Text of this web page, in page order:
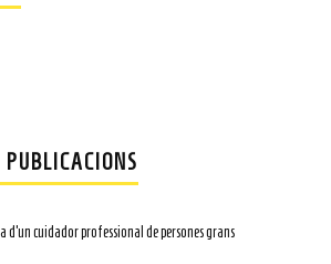
d’un cuidador professional de persones grans